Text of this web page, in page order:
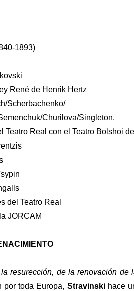
1893)
René de Henrik Hertz
Scherbachenko/
Churilova/Singleton.
Teatro Real con el Teatro Bolshoi
del Teatro Real
JORCAM
resurección, de la renovación de
por toda Europa, Stravinskihace